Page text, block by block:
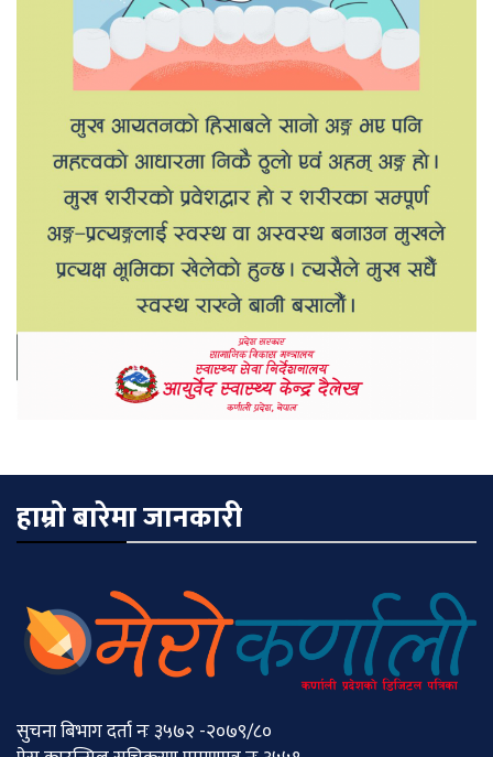
हाम्रो बारेमा जानकारी
सुचना बिभाग दर्ता नः ३५७२ -२०७९/८०